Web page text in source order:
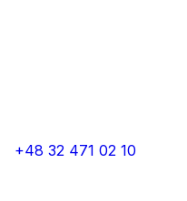
+48 32 471 02 10